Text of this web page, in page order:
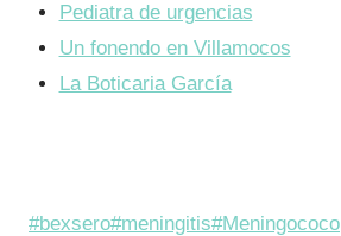
Pediatra de urgencias
Un fonendo en Villamocos
La Boticaria García
Etiquetas
#bexsero#meningitis#Meningococo